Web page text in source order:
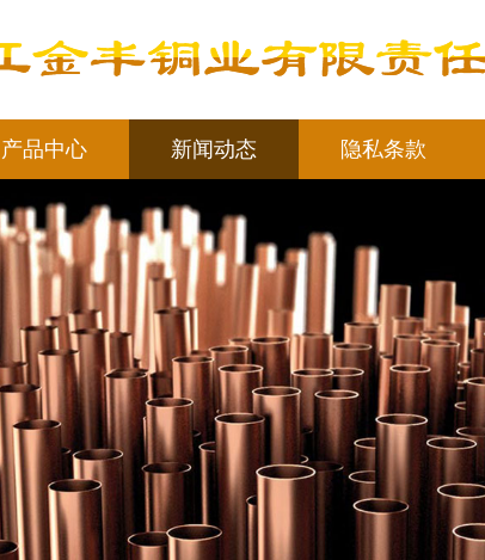
产品中心 新闻动态 隐私条款